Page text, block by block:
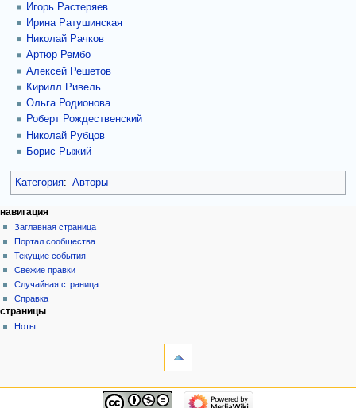
Игорь Растеряев
Ирина Ратушинская
Николай Рачков
Артюр Рембо
Алексей Решетов
Кирилл Ривель
Ольга Родионова
Роберт Рождественский
Николай Рубцов
Борис Рыжий
Категория: Авторы
навигация
Заглавная страница
Портал сообщества
Текущие события
Свежие правки
Случайная страница
Справка
страницы
Ноты